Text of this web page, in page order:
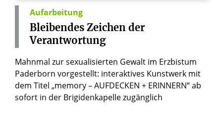
Aufarbeitung
Bleibendes Zeichen der
Verantwortung
Mahnmal zur sexualisierten Gewalt im Erzbistum
Paderborn vorgestellt: interaktives Kunstwerk mit
dem Titel „memory – AUFDECKEN + ERINNERN“ ab
sofort in der Brigidenkapelle zugänglich